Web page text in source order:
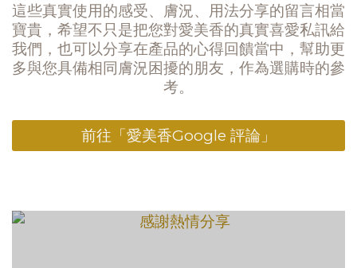
這些真實使用的感受、膚況、用法分享的留言相當
寶貴，希望不只是把您對愛美香的真實喜愛私訊給
我們，也可以分享在產品的心得回饋當中，幫助更
多與您具備相同膚況困擾的朋友，作為選購時的參
考。
前往「愛美香Google 評論」